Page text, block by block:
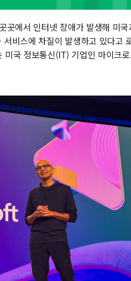
곳에서 인터넷 장애가 발생해 미
비스에 차질이 발생하고 있다고
국 정보통신(IT) 기업인 마이크